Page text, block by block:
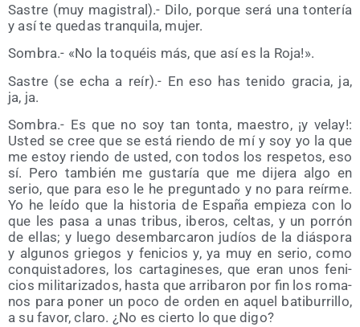
Sas­tre (muy magis­tral).- Dilo, por­que será una ton­te­ría
y así te que­das tran­qui­la, mujer.
Som­bra.- «No la toquéis más, que así es la Roja!».
Sas­tre (se echa a reír).- En eso has teni­do gra­cia, ja,
ja, ja.
Som­bra.- Es que no soy tan ton­ta, maes­tro, ¡y velay!:
Usted se cree que se está rien­do de mí y soy yo la que
me estoy rien­do de usted, con todos los res­pe­tos, eso
sí. Pero tam­bién me gus­ta­ría que me dije­ra algo en
serio, que para eso le he pre­gun­ta­do y no para reír­me.
Yo he leí­do que la his­to­ria de Espa­ña empie­za con lo
que les pasa a unas tri­bus, ibe­ros, cel­tas, y un porrón
de ellas; y lue­go des­em­bar­ca­ron judíos de la diás­po­ra
y algu­nos grie­gos y feni­cios y, ya muy en serio, como
con­quis­ta­do­res, los car­ta­gi­ne­ses, que eran unos feni­
cios mili­ta­ri­za­dos, has­ta que arri­ba­ron por fin los roma­
nos para poner un poco de orden en aquel bati­bu­rri­llo,
a su favor, cla­ro. ¿No es cier­to lo que digo?